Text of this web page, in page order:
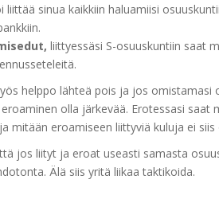
sinua kaikkiin haluamiisi
liittyessäsi S-osuuskuntiin saat
helppo lähteä pois ja jos omistamasi
olla järkevää. Erotessasi saat
mitään eroamiseen liittyviä kuluja ei siis
jos liityt ja eroat useasti samasta
Älä siis yritä liikaa taktikoida.